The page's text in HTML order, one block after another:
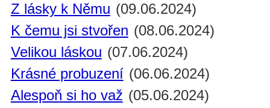
Z lásky k Němu (09.06.2024)
K čemu jsi stvořen (08.06.2024)
Velikou láskou (07.06.2024)
Krásné probuzení (06.06.2024)
Alespoň si ho važ (05.06.2024)